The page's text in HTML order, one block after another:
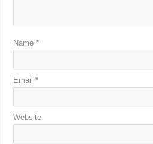
Name*
Email*
Website